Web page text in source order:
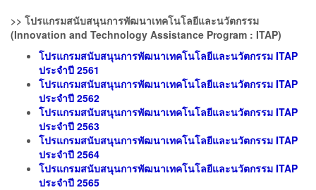
>> โปรแกรมสนับสนุนการพัฒนาเทคโนโลยีและนวัตกรรม
(Innovation and Technology Assistance Program : ITAP)
โปรแกรมสนับสนุนการพัฒนาเทคโนโลยีและนวัตกรรม ITAP
ประจำปี 2561
โปรแกรมสนับสนุนการพัฒนาเทคโนโลยีและนวัตกรรม ITAP
ประจำปี 2562
โปรแกรมสนับสนุนการพัฒนาเทคโนโลยีและนวัตกรรม ITAP
ประจำปี 2563
โปรแกรมสนับสนุนการพัฒนาเทคโนโลยีและนวัตกรรม ITAP
ประจำปี 2564
โปรแกรมสนับสนุนการพัฒนาเทคโนโลยีและนวัตกรรม ITAP
ประจำปี 2565